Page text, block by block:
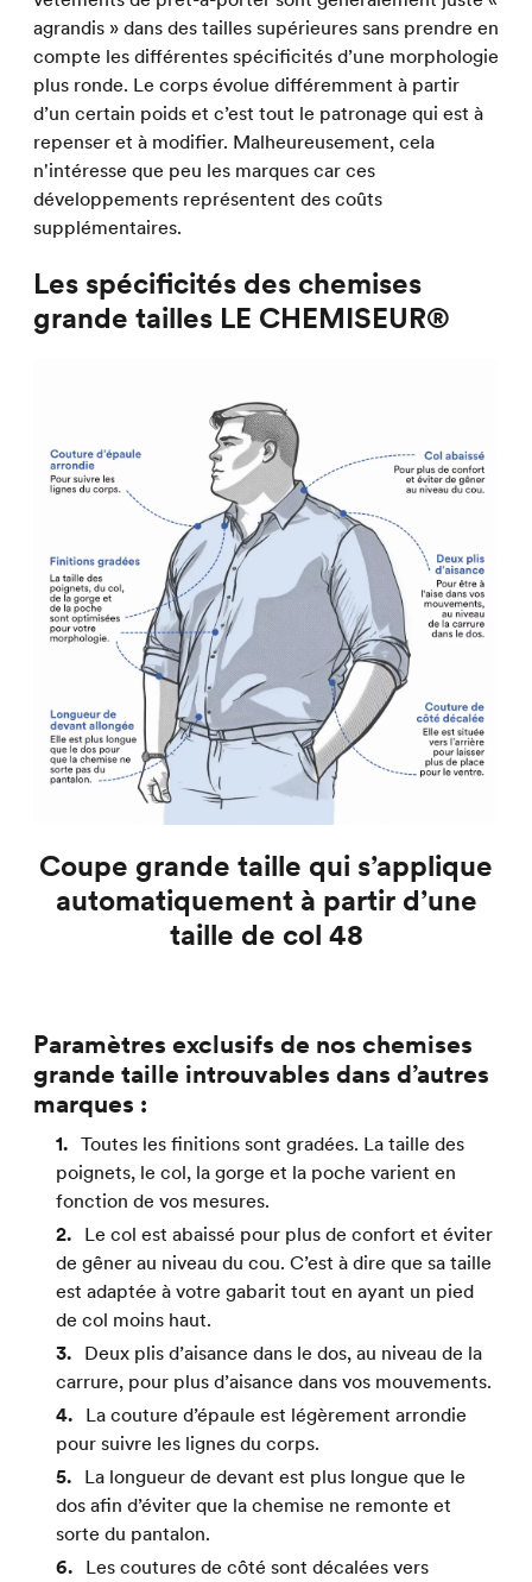
agrandis » dans des tailles supérieures sans prendre en
compte les différentes spécificités d’une morphologie
plus ronde. Le corps évolue différemment à partir
d’un certain poids et c’est tout le patronage qui est à
repenser et à modifier. Malheureusement, cela
n'intéresse que peu les marques car ces
développements représentent des coûts
supplémentaires.
Les spécificités des chemises
grande tailles LE CHEMISEUR®
Coupe grande taille qui s’applique
automatiquement à partir d’une
taille de col 48
Paramètres exclusifs de nos chemises
grande taille introuvables dans d’autres
marques :
Toutes les finitions sont gradées. La taille des
poignets, le col, la gorge et la poche varient en
fonction de vos mesures.
Le col est abaissé pour plus de confort et éviter
de gêner au niveau du cou. C’est à dire que sa taille
est adaptée à votre gabarit tout en ayant un pied
de col moins haut.
Deux plis d’aisance dans le dos, au niveau de la
carrure, pour plus d’aisance dans vos mouvements.
La couture d’épaule est légèrement arrondie
pour suivre les lignes du corps.
La longueur de devant est plus longue que le
dos afin d’éviter que la chemise ne remonte et
sorte du pantalon.
Les coutures de côté sont décalées vers